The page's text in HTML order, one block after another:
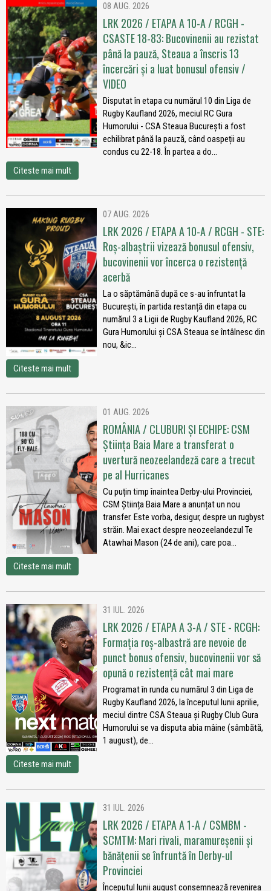
08 AUG. 2026
LRK 2026 / ETAPA A 10-A / RCGH -
CSASTE 18-83: Bucovinenii au rezistat
până la pauză, Steaua a înscris 13
încercări și a luat bonusul ofensiv /
VIDEO
Disputat în etapa cu numărul 10 din Liga de
Rugby Kaufland 2026, meciul RC Gura
Humorului - CSA Steaua București a fost
echilibrat până la pauză, când oaspeții au
condus cu 22-18. În partea a do...
Citeste mai mult
07 AUG. 2026
LRK 2026 / ETAPA A 10-A / RCGH - STE:
Roș-albaștrii vizează bonusul ofensiv,
bucovinenii vor încerca o rezistență
acerbă
La o săptămână după ce s-au înfruntat la
București, în partida restanță din etapa cu
numărul 3 a Ligii de Rugby Kaufland 2026, RC
Gura Humorului și CSA Steaua se întâlnesc din
nou, &ic...
Citeste mai mult
01 AUG. 2026
ROMÂNIA / CLUBURI ȘI ECHIPE: CSM
Știința Baia Mare a transferat o
uvertură neozeelandeză care a trecut
pe al Hurricanes
Cu puțin timp înaintea Derby-ului Provinciei,
CSM Știința Baia Mare a anunțat un nou
transfer. Este vorba, desigur, despre un rugbyst
străin. Mai exact despre neozeelandezul Te
Atawhai Mason (24 de ani), care poa...
Citeste mai mult
31 IUL. 2026
LRK 2026 / ETAPA A 3-A / STE - RCGH:
Formația roș-albastră are nevoie de
punct bonus ofensiv, bucovinenii vor să
opună o rezistență cât mai mare
Programat în runda cu numărul 3 din Liga de
Rugby Kaufland 2026, la începutul lunii aprilie,
meciul dintre CSA Steaua și Rugby Club Gura
Humorului se va disputa abia mâine (sâmbătă,
1 august), de...
Citeste mai mult
31 IUL. 2026
LRK 2026 / ETAPA A 1-A / CSMBM -
SCMTM: Mari rivali, maramureșenii și
bănățenii se înfruntă în Derby-ul
Provinciei
Începutul lunii august consemnează revenirea